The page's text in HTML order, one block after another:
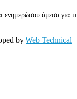
άμεσα για τις
by Web Technical